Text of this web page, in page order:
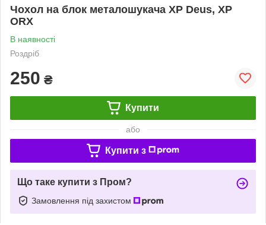
Чохол на блок металошукача XP Deus, XP
ORX
В наявності
Роздріб
250 ₴
Купити
або
Купити з
Що таке купити з Пром?
Замовлення під захистом